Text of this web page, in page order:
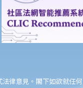
律意見。閣下如欲就任